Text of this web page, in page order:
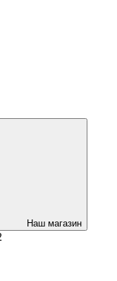
Наш магазин